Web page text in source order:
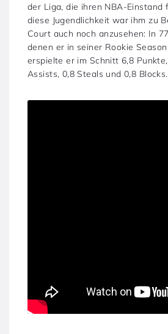
der Liga, die ihren NBA-Einstand
diese Jugendlichkeit war ihm zu
Court auch noch anzusehen: In
denen er in seiner Rookie
erspielte er im Schnitt 6,8
Assists, 0,8 Steals und 0,8 Blocks.